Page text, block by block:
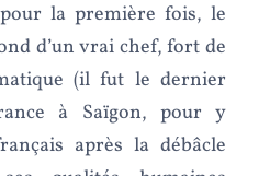
la première fois, le
d’un vrai chef, fort de
(il fut le dernier
à Saïgon, pour y
après la débâcle